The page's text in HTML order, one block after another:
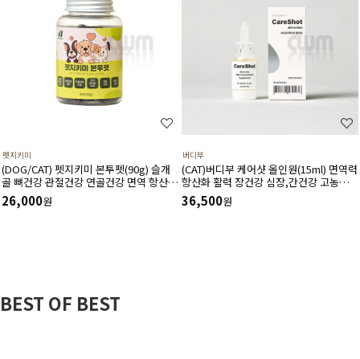
펫지키미
(DOG/CAT) 펫지키미 본투펫(90g) 슬개
골 뼈건강 관절건강 연골건강 면역 항산화
염증 소화기에 도움
26,000원
버디부
(CAT)버디부 케어샷 올인원(15ml) 면역력
항산화 활력 장건강 심장,간건강 고농축
고흡수 영양제
36,500원
BEST OF BEST